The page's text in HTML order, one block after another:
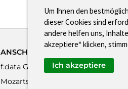
ANSCHRIFT
f:data GmbH
Mozartstraße 16
Um Ihnen den
dieser Cookies sind
andere helfen uns,
akzeptiere“ klicken,
Ich akzeptiere